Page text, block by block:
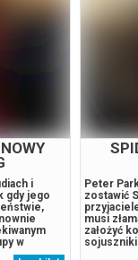
i
gdy jego
w
Peter
zostawić
musi
założyć
Bilety24.